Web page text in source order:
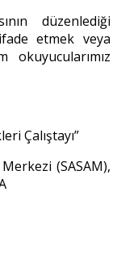
düzenlediği
etmek veya
Çalıştayı”
(SASAM),